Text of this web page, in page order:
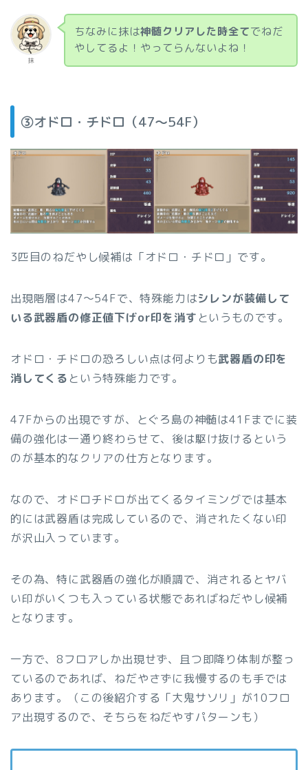
抹
ちなみに抹は神髄クリアした時全てでねだ
やしてるよ！やってらんないよね！
③オドロ・チドロ（47〜54F）
3匹目のねだやし候補は「オドロ・チドロ」です。
出現階層は47〜54Fで、特殊能力はシレンが装備して
いる武器盾の修正値下げor印を消す というものです。
オドロ・チドロの恐ろしい点は何よりも武器盾の印を
消してくる という特殊能力です。
47Fからの出現ですが、とぐろ島の神髄は41Fまでに装
備の強化は一通り終わらせて、後は駆け抜けるという
のが基本的なクリアの仕方となります。
なので、オドロチドロが出てくるタイミングでは基本
的には武器盾は完成しているので、消されたくない印
が沢山入っています。
その為、特に武器盾の強化が順調で、消されるとヤバ
い印がいくつも入っている状態であればねだやし候補
となります。
一方で、8フロアしか出現せず、且つ即降り体制が整っ
ているのであれば、ねだやさずに我慢するのも手では
あります。（この後紹介する「大鬼サソリ」が10フロ
ア出現するので、そちらをねだやすパターンも）